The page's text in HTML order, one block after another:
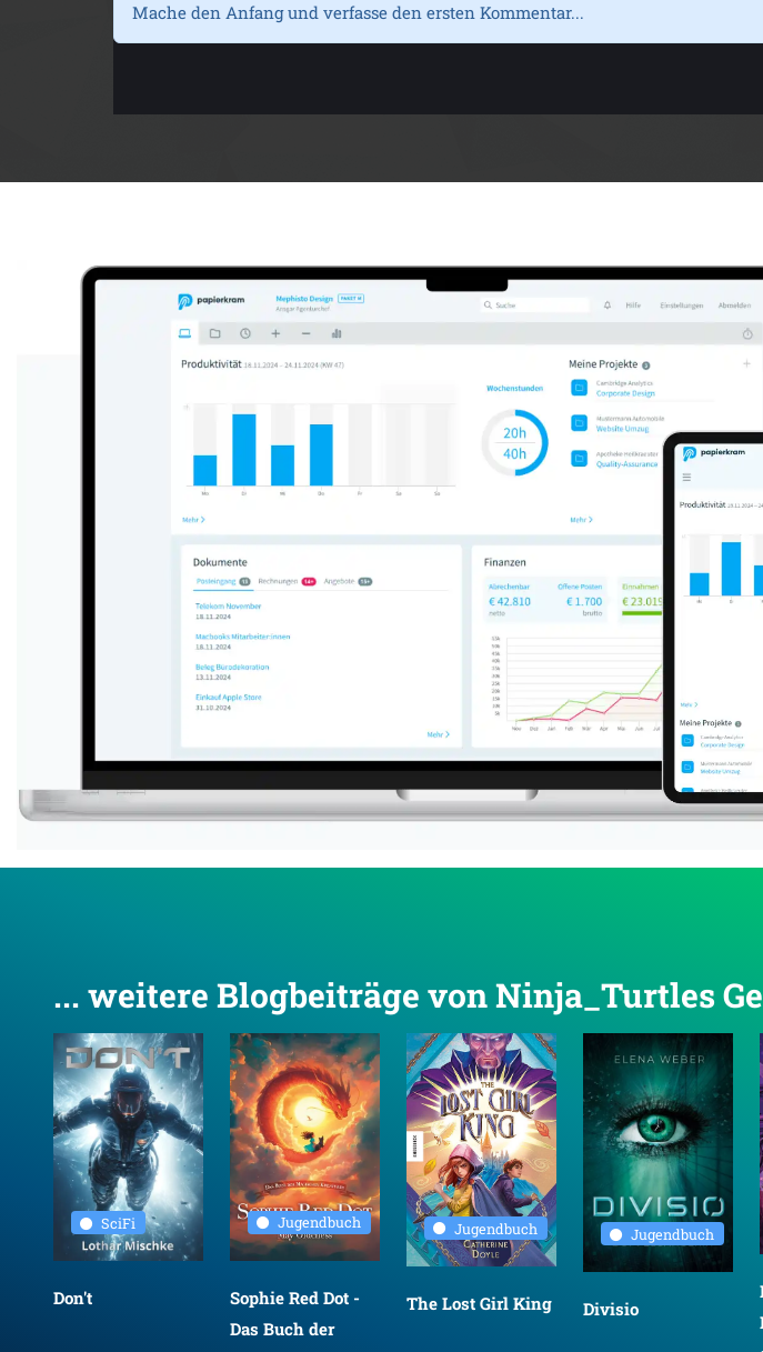
Mache den Anfang und verfasse den ersten Kommentar...
... weitere Blogbeiträge von Ninja_Turtles
SciFi
Don't
Jugendbuch
Sophie Red Dot -
Das Buch der
Jugendbuch
The Lost Girl King
Jugendbuch
Divisio